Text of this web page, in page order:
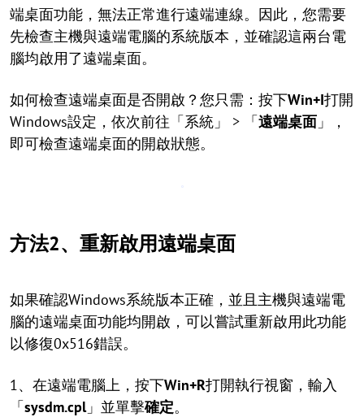
端桌面功能，無法正常進行遠端連線。因此，您需要
先檢查主機與遠端電腦的系統版本，並確認這兩台電
腦均啟用了遠端桌面。
如何檢查遠端桌面是否開啟？您只需：按下Win+I打開
Windows設定，依次前往「系統」 > 「遠端桌面 」，
即可檢查遠端桌面的開啟狀態。
方法2、重新啟用遠端桌面
如果確認Windows系統版本正確，並且主機與遠端電
腦的遠端桌面功能均開啟，可以嘗試重新啟用此功能
以修復0x516錯誤。
1、在遠端電腦上，按下Win+R打開執行視窗，輸入
「sysdm.cpl」並單擊確定。